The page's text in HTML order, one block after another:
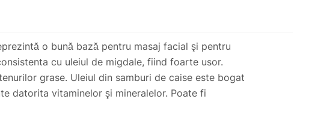
o bună bază pentru masaj facial şi pentru
cu uleiul de migdale, fiind foarte usor.
grase. Uleiul din samburi de caise este bogat
datorita vitaminelor şi mineralelor. Poate fi